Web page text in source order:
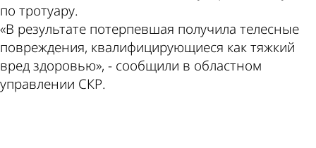
по тротуару.
«В результате потерпевшая получила телесные
повреждения, квалифицирующиеся как тяжкий
вред здоровью», - сообщили в областном
управлении СКР.